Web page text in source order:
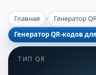
Главная
Генератор
Генератор QR-кодов
ТИП QR